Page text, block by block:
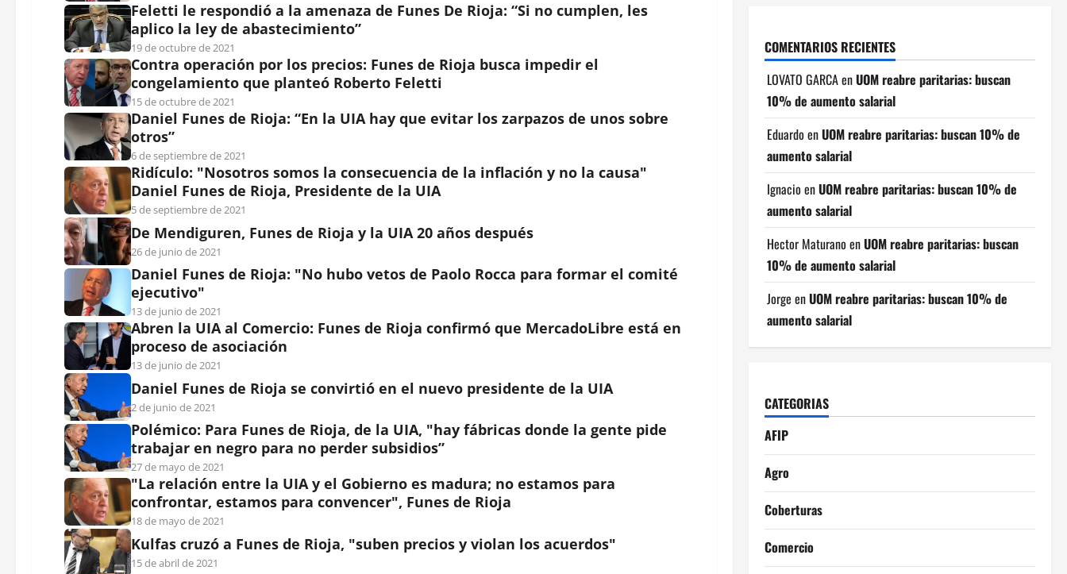
Feletti le respondió a la amenaza de Funes De Rioja: “Si no cumplen, les
aplico la ley de abastecimiento”
19 de octubre de 2021
Contra operación por los precios: Funes de Rioja busca impedir el
congelamiento que planteó Roberto Feletti
15 de octubre de 2021
Daniel Funes de Rioja: “En la UIA hay que evitar los zarpazos de unos sobre
otros”
6 de septiembre de 2021
Ridículo: "Nosotros somos la consecuencia de la inflación y no la causa"
Daniel Funes de Rioja, Presidente de la UIA
5 de septiembre de 2021
De Mendiguren, Funes de Rioja y la UIA 20 años después
26 de junio de 2021
Daniel Funes de Rioja: "No hubo vetos de Paolo Rocca para formar el comité
ejecutivo"
13 de junio de 2021
Abren la UIA al Comercio: Funes de Rioja confirmó que MercadoLibre está en
proceso de asociación
13 de junio de 2021
Daniel Funes de Rioja se convirtió en el nuevo presidente de la UIA
2 de junio de 2021
Polémico: Para Funes de Rioja, de la UIA, "hay fábricas donde la gente pide
trabajar en negro para no perder subsidios”
27 de mayo de 2021
"La relación entre la UIA y el Gobierno es madura; no estamos para
confrontar, estamos para convencer", Funes de Rioja
18 de mayo de 2021
Kulfas cruzó a Funes de Rioja, "suben precios y violan los acuerdos"
15 de abril de 2021
COMENTARIOS RECIENTES
LOVATO GARCAenUOM reabre paritarias: buscan
10% de aumento salarial
Eduardo enUOM reabre paritarias: buscan 10% de
aumento salarial
Ignacio enUOM reabre paritarias: buscan 10% de
aumento salarial
Hector Maturano enUOM reabre paritarias: buscan
10% de aumento salarial
Jorge enUOM reabre paritarias: buscan 10% de
aumento salarial
CATEGORIAS
AFIP
Agro
Coberturas
Comercio